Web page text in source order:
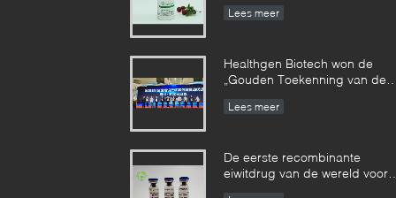
serumalbumine bereikte
Lees meer
Healthgen Biotech won de
„Gouden Toekenning van de
Octrooiconcurrentie van Hubei-
Lees meer
De eerste recombinante
eiwitdrug van de wereld voor